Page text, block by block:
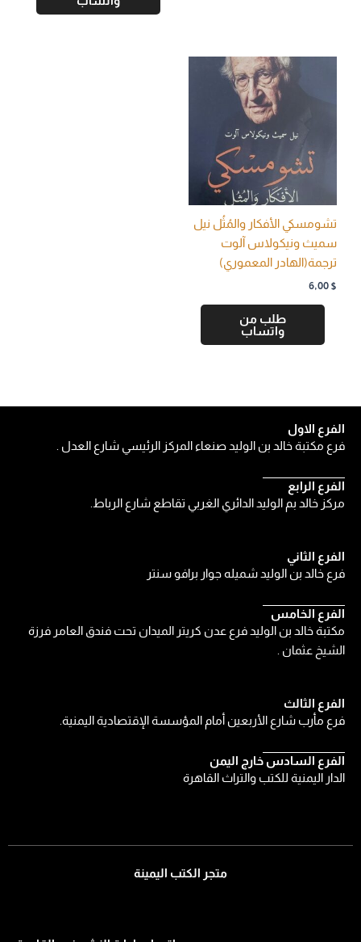
تشومسكي الأفكار والمُثُل نيل
سميث ونيكولاس آلوت
ترجمة(الهادر المعموري)
6,00 $
طلب من
واتساب
الفرع الثالث
فرع مأرب شارع الأربعين أمام المؤسسة الإقتصادية اليمنية.
الفرع السادس خارج اليمن
الدار اليمنية للكتب والتراث القاهرة
الفرع الثاني
فرع خالد بن الوليد شميله جوار برافو سنتر
الفرع الخامس
مكتبة خالد بن الوليد فرع عدن كريتر الميدان تحت فندق العامر فرزة
الشيخ عثمان .
الفرع الاول
فرع مكتبة خالد بن الوليد صنعاء المركز الرئيسي شارع العدل .
الفرع الرابع
مركز خالد بم الوليد الدائري الغربي تقاطع شارع الرباط.
متجر الكتب اليمينة